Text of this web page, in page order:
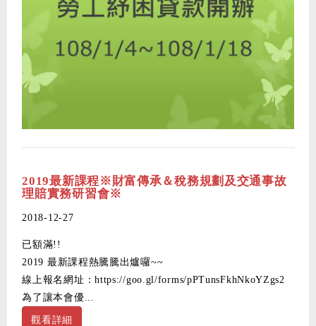
2019最新課程※財富傳承＆稅務規劃及交通事故
理賠實務研習會※
2018-12-27
已額滿!!
2019 最新課程熱騰騰出爐囉~~
線上報名網址：https://goo.gl/forms/pPTunsFkhNkoYZgs2
為了讓本會優...
觀看詳細